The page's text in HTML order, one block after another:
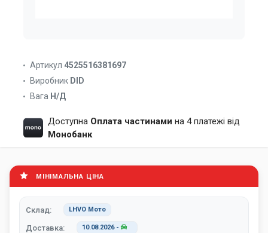
Артикул 4525516381697
Виробник DID
Вага Н/Д
Доступна Оплата частинами на 4 платежі від
Монобанк
МІНІМАЛЬНА ЦІНА
Склад: LHVO Мото
Доставка: 10.08.2026-